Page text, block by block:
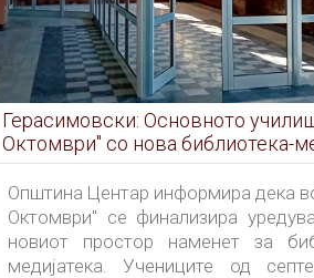
Герасимовски: Основното
Октомври" со нова библиотека-
од септември
Општина Центар информира дека
Октомври" се финализира
новиот простор наменет за
медијатека. Учениците од